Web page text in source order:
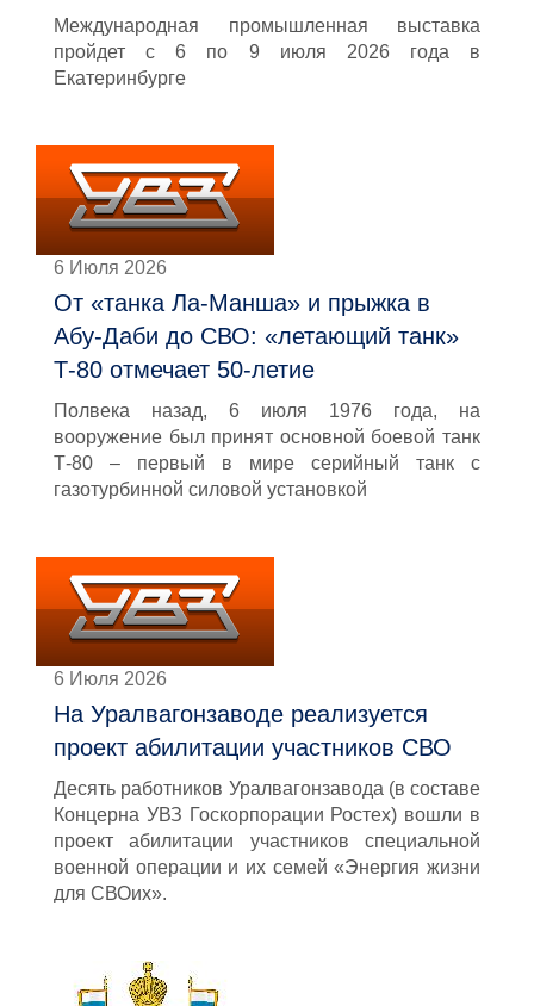
Международная промышленная выставка
пройдет с 6 по 9 июля 2026 года в
Екатеринбурге
6 Июля 2026
От «танка Ла-Манша» и прыжка в
Абу-Даби до СВО: «летающий танк»
Т-80 отмечает 50-летие
Полвека назад, 6 июля 1976 года, на
вооружение был принят основной боевой танк
Т-80 – первый в мире серийный танк с
газотурбинной силовой установкой
6 Июля 2026
На Уралвагонзаводе реализуется
проект абилитации участников СВО
Десять работников Уралвагонзавода (в составе
Концерна УВЗ Госкорпорации Ростех) вошли в
проект абилитации участников специальной
военной операции и их семей «Энергия жизни
для СВОих».